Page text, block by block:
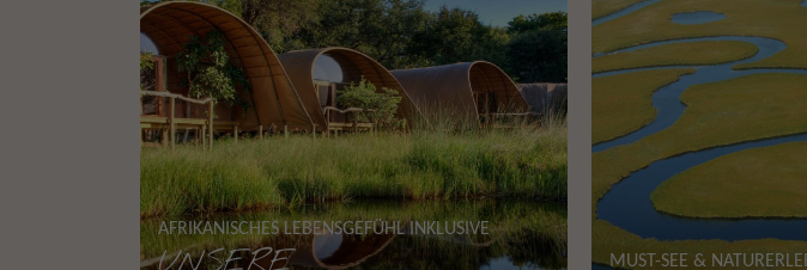
AFRIKANISCHES LEBENSGEFÜHL INKLUSIVE
MUST-SEE &